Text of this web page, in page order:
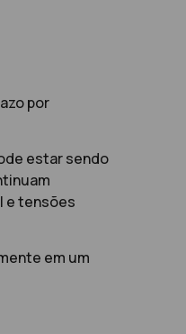
por
estar sendo
e tensões
em um